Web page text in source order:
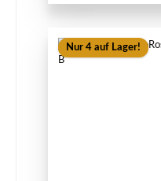
Nur 4 auf Lager!